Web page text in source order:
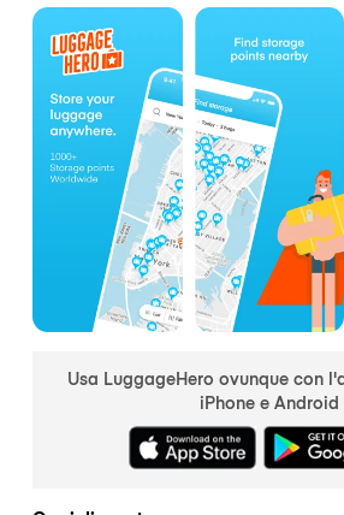
Usa LuggageHero ovunque con
iPhone e Android